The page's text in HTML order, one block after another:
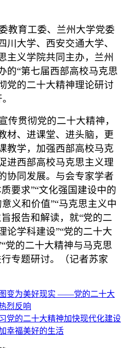
育工委、兰州大学党委
川大学、西安交通大学、
主义学院共同主办，兰州
的“第七届西部高校马克思
党的二十大精神理论研讨
贯彻党的二十大精神，
材、进课堂、进头脑，更
教学，加强西部高校马克
进西部高校马克思主义理
协同发展。与会专家学者
要求”“文化强国建设中的
意义和价值”“马克思主义中
报告和解读，就“党的二
论学科建设”“党的二十大
党的二十大精神与马克思
专题研讨。（记者苏家
变为美好现实 ​——党的二十大
烈反响
党的二十大精神加快现代化建设
幸福美好的生活